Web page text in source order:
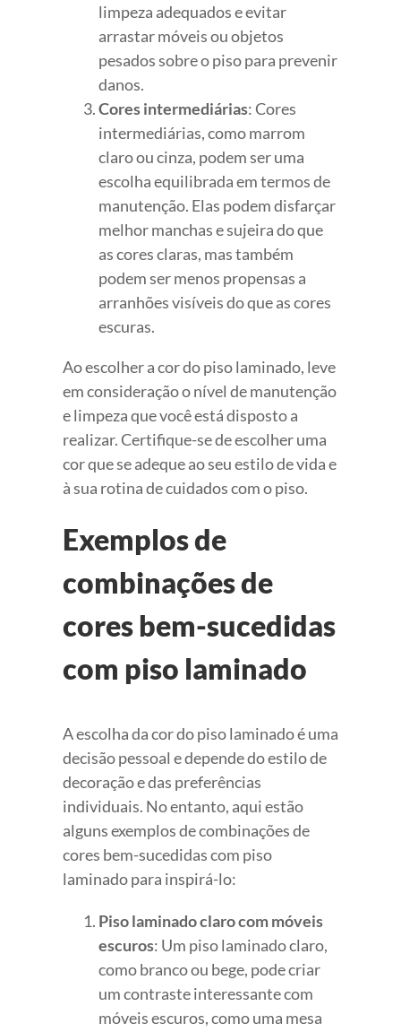
limpeza adequados e evitar
arrastar móveis ou objetos
pesados sobre o piso para prevenir
danos.
Cores intermediárias: Cores
intermediárias, como marrom
claro ou cinza, podem ser uma
escolha equilibrada em termos de
manutenção. Elas podem disfarçar
melhor manchas e sujeira do que
as cores claras, mas também
podem ser menos propensas a
arranhões visíveis do que as cores
escuras.
Ao escolher a cor do piso laminado, leve
em consideração o nível de manutenção
e limpeza que você está disposto a
realizar. Certifique-se de escolher uma
cor que se adeque ao seu estilo de vida e
à sua rotina de cuidados com o piso.
Exemplos de
combinações de
cores bem-sucedidas
com piso laminado
A escolha da cor do piso laminado é uma
decisão pessoal e depende do estilo de
decoração e das preferências
individuais. No entanto, aqui estão
alguns exemplos de combinações de
cores bem-sucedidas com piso
laminado para inspirá-lo:
Piso laminado claro com móveis
escuros: Um piso laminado claro,
como branco ou bege, pode criar
um contraste interessante com
móveis escuros, como uma mesa